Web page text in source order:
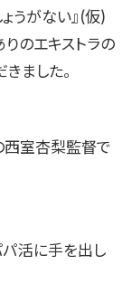
うがない』(仮)
のエキストラの
ました。
西室杏梨監督で
活に手を出し